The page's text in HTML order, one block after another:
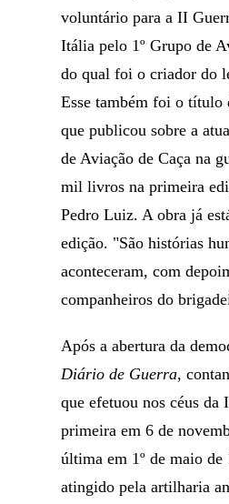
voluntário para a II
Itália pelo 1º Grupo de
do qual foi o criador do
Esse também foi o
que publicou sobre a
de Aviação de Caça na
mil livros na primeira
Pedro Luiz. A obra já
edição. "São histórias
aconteceram, com
companheiros do
Após a abertura da
Diário de Guerra,
que efetuou nos céus da
primeira em 6 de
última em 1º de maio de
atingido pela artilharia